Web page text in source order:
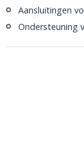
Aansluitingen
Ondersteuning